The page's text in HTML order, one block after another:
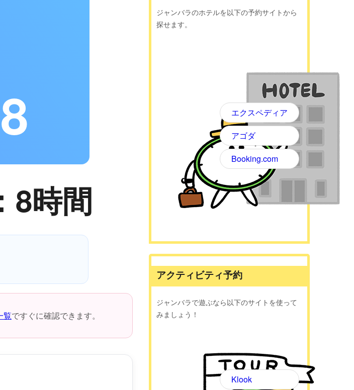
8時間
覧ですぐに確認できます。
ジャンバラのホテルを以下の予約サイトから
探せます。
エクスペディア
アゴダ
Booking.com
アクティビティ予約
ジャンバラで遊ぶなら以下のサイトを使って
みましょう！
Klook